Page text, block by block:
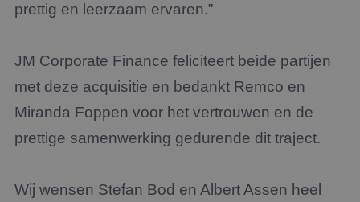
prettig en leerzaam ervaren.”
JM Corporate Finance feliciteert beide partijen
met deze acquisitie en bedankt Remco en
Miranda Foppen voor het vertrouwen en de
prettige samenwerking gedurende dit traject.
Wij wensen Stefan Bod en Albert Assen heel